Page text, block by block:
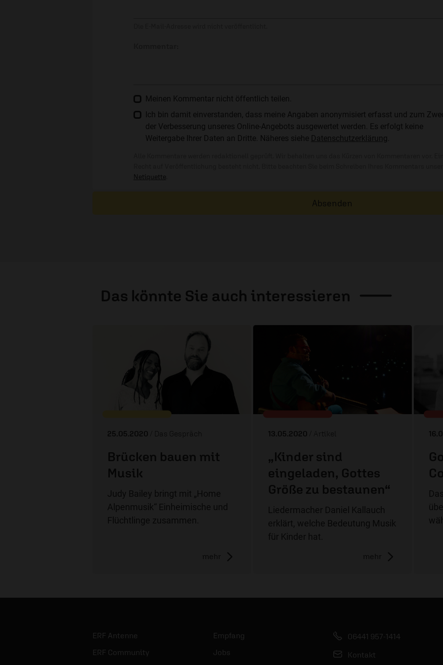
Meinen Kommentar nicht öffentlich teilen.
Ich bin damit einverstanden, dass meine Angaben anonymisiert erfasst und zum
der Verbesserung unseres Online-Angebots ausgewertet werden. Es erfolgt keine
Weitergabe Ihrer Daten an Dritte. Näheres siehe Datenschutzerklärung
Netiquette
Absenden
Das könnte Sie auch interessieren
25.05.2020 / Das Gespräch
Brücken bauen mit
Musik
Judy Bailey bringt mit „Home
Alpenmusik“ Einheimische und
Flüchtlinge zusammen.
mehr
13.05.2020 / Artikel
„Kinder sind
eingeladen, Gottes
Größe zu bestaunen“
Liedermacher Daniel Kallauch
erklärt, welche Bedeutung Musik
für Kinder hat.
mehr
ERF Antenne
ERF Community
Empfang
Jobs
06441 957-1414
Kontakt